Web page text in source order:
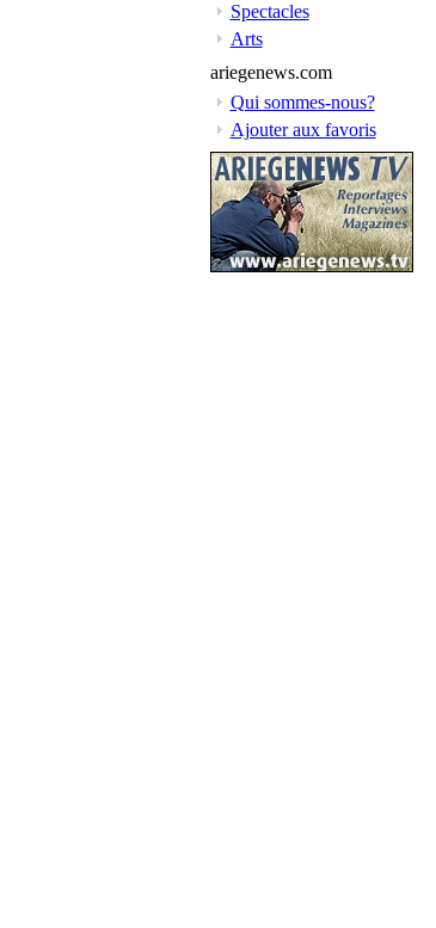
Spectacles
Arts
ariegenews.com
Qui sommes-nous?
Ajouter aux favoris